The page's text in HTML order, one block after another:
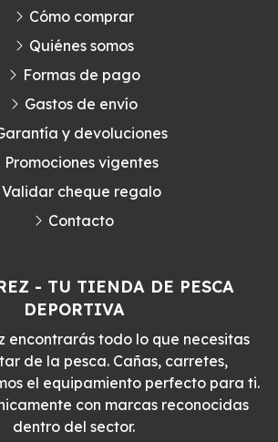
- TU TIENDA DE PESCA
DEPORTIVA
encontrarás todo lo que necesitas
de la pesca. Cañas, carretes,
el equipamiento perfecto para ti.
con marcas reconocidas
dentro del sector.
Cómo comprar
Quiénes somos
Formas de pago
Gastos de envío
y devoluciones
Promociones vigentes
Validar cheque regalo
Contacto